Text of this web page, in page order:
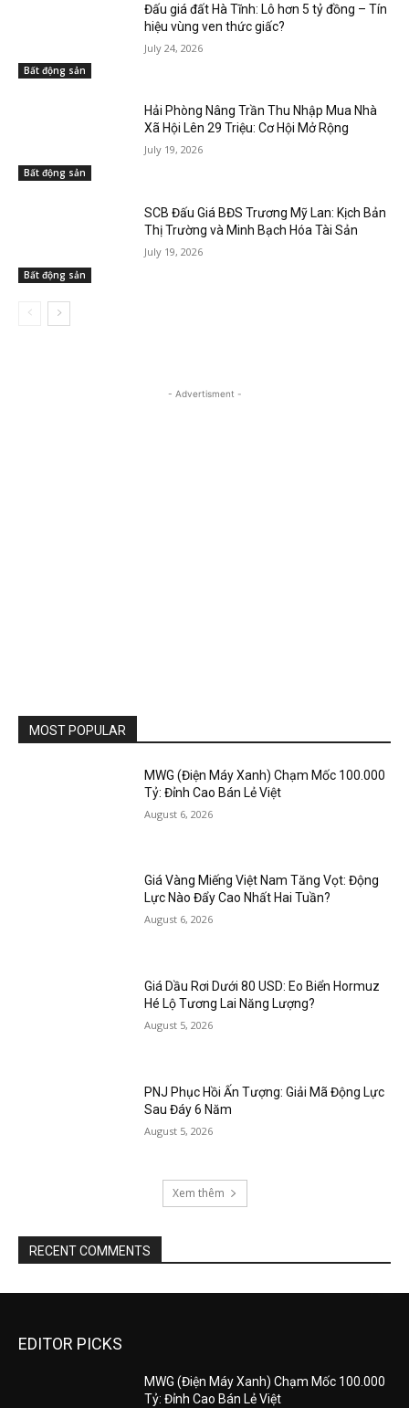
Bất động sản
Đấu giá đất Hà Tĩnh: Lô hơn 5 tỷ đồng – Tín
hiệu vùng ven thức giấc?
July 24, 2026
Bất động sản
Hải Phòng Nâng Trần Thu Nhập Mua Nhà
Xã Hội Lên 29 Triệu: Cơ Hội Mở Rộng
July 19, 2026
Bất động sản
SCB Đấu Giá BĐS Trương Mỹ Lan: Kịch Bản
Thị Trường và Minh Bạch Hóa Tài Sản
July 19, 2026
- Advertisment -
MOST POPULAR
MWG (Điện Máy Xanh) Chạm Mốc 100.000
Tỷ: Đỉnh Cao Bán Lẻ Việt
August 6, 2026
Giá Vàng Miếng Việt Nam Tăng Vọt: Động
Lực Nào Đẩy Cao Nhất Hai Tuần?
August 6, 2026
Giá Dầu Rơi Dưới 80 USD: Eo Biển Hormuz
Hé Lộ Tương Lai Năng Lượng?
August 5, 2026
PNJ Phục Hồi Ấn Tượng: Giải Mã Động Lực
Sau Đáy 6 Năm
August 5, 2026
Xem thêm
RECENT COMMENTS
EDITOR PICKS
MWG (Điện Máy Xanh) Chạm Mốc 100.000
Tỷ: Đỉnh Cao Bán Lẻ Việt